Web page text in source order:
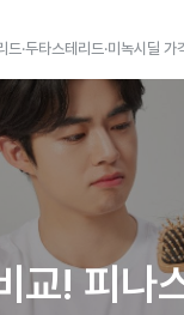
·두타스테리드·미녹시딜 가
! 피나